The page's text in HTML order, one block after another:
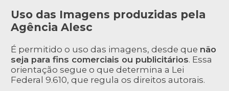
Uso das Imagens produzidas pela
Agência Alesc
É permitido o uso das imagens, desde que não
seja para fins comerciais ou publicitários. Essa
orientação segue o que determina a Lei
Federal 9.610, que regula os direitos autorais.